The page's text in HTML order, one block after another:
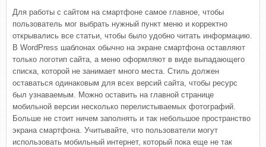
Для работы с сайтом на смартфоне самое главное, чтобы
пользователь мог выбрать нужный пункт меню и корректно
открывались все статьи, чтобы было удобно читать информацию.
В WordPress шаблонах обычно на экране смартфона оставляют
только логотип сайта, а меню оформляют в виде выпадающего
списка, которой не занимает много места. Стиль должен
оставаться одинаковым для всех версий сайта, чтобы ресурс
был узнаваемым. Можно оставить на главной странице
мобильной версии несколько перелистываемых фотографий.
Больше не стоит ничем заполнять и так небольшое пространство
экрана смартфона. Учитывайте, что пользователи могут
использовать мобильный интернет, который пока еще не так